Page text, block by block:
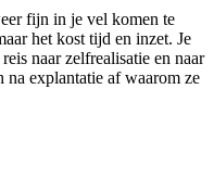
fijn in je vel komen te
het kost tijd en inzet. Je
naar zelfrealisatie en naar
explantatie af waarom ze